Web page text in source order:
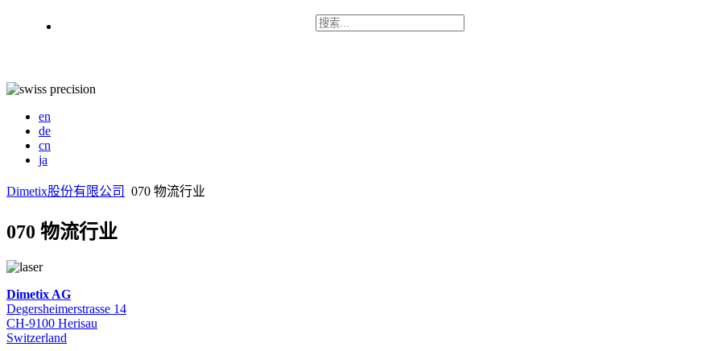
en
de
cn
ja
Dimetix股份有限公司 070 物流行业
070 物流行业
Dimetix AG
Degersheimerstrasse 14
CH-9100 Herisau
Switzerland